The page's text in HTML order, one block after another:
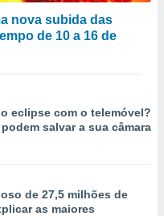
nova subida das
de 10 a 16 de
eclipse com o telemóvel?
salvar a sua câmara
de 27,5 milhões de
as maiores